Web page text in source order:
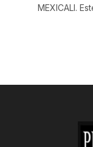
MEXICALI.